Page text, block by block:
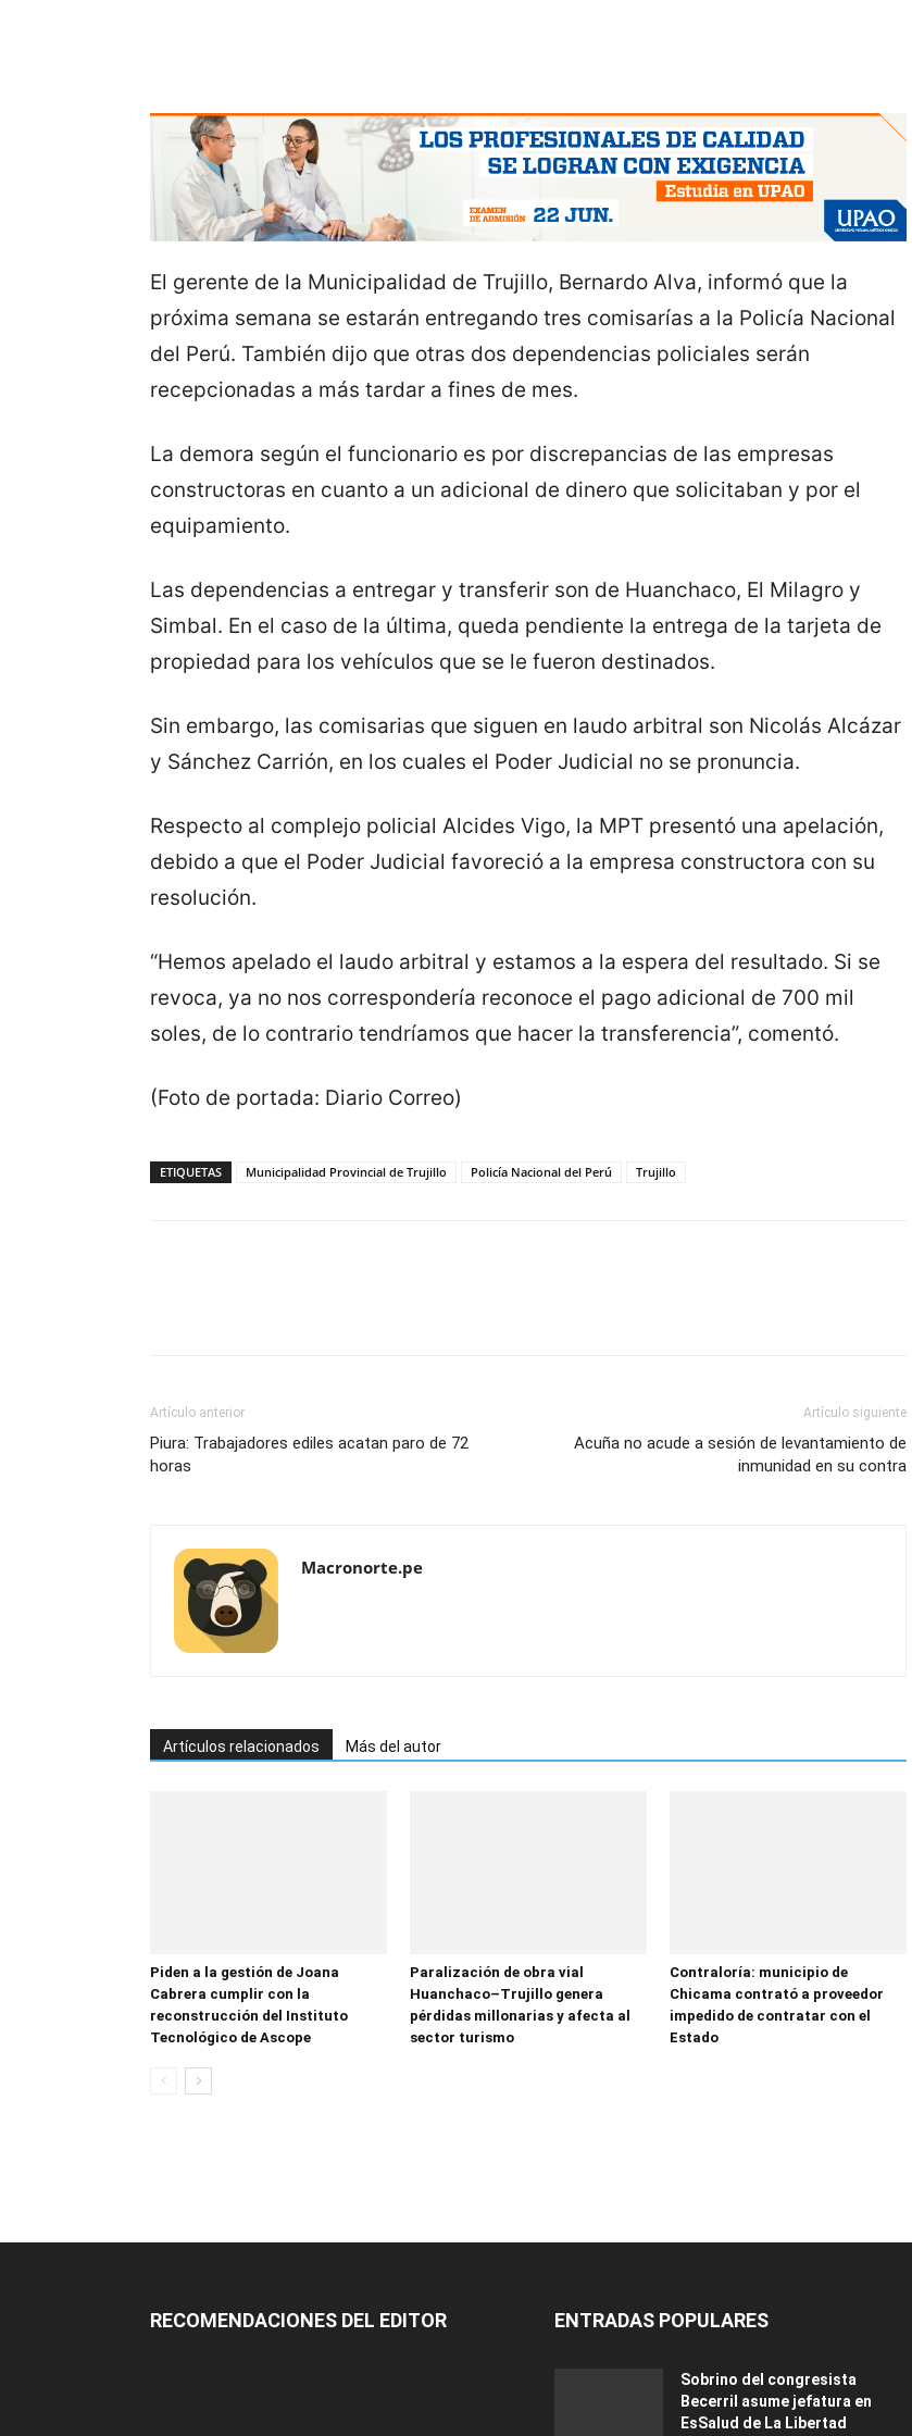
El gerente de la Municipalidad de Trujillo, Bernardo Alva, informó que la
próxima semana se estarán entregando tres comisarías a la Policía Nacional
del Perú. También dijo que otras dos dependencias policiales serán
recepcionadas a más tardar a fines de mes.
La demora según el funcionario es por discrepancias de las empresas
constructoras en cuanto a un adicional de dinero que solicitaban y por el
equipamiento.
Las dependencias a entregar y transferir son de Huanchaco, El Milagro y
Simbal. En el caso de la última, queda pendiente la entrega de la tarjeta de
propiedad para los vehículos que se le fueron destinados.
Sin embargo, las comisarias que siguen en laudo arbitral son Nicolás Alcázar
y Sánchez Carrión, en los cuales el Poder Judicial no se pronuncia.
Respecto al complejo policial Alcides Vigo, la MPT presentó una apelación,
debido a que el Poder Judicial favoreció a la empresa constructora con su
resolución.
“Hemos apelado el laudo arbitral y estamos a la espera del resultado. Si se
revoca, ya no nos correspondería reconoce el pago adicional de 700 mil
soles, de lo contrario tendríamos que hacer la transferencia”, comentó.
(Foto de portada: Diario Correo)
ETIQUETAS Municipalidad Provincial de Trujillo Policía Nacional del Perú Trujillo
Artículo anterior
Piura: Trabajadores ediles acatan paro de 72
horas
Artículo siguiente
Acuña no acude a sesión de levantamiento de
inmunidad en su contra
Macronorte.pe
Artículos relacionados Más del autor
Piden a la gestión de Joana
Cabrera cumplir con la
reconstrucción del Instituto
Tecnológico de Ascope
Paralización de obra vial
Huanchaco–Trujillo genera
pérdidas millonarias y afecta al
sector turismo
Contraloría: municipio de
Chicama contrató a proveedor
impedido de contratar con el
Estado
RECOMENDACIONES DEL EDITOR ENTRADAS POPULARES
Sobrino del congresista
Becerril asume jefatura en
EsSalud de La Libertad